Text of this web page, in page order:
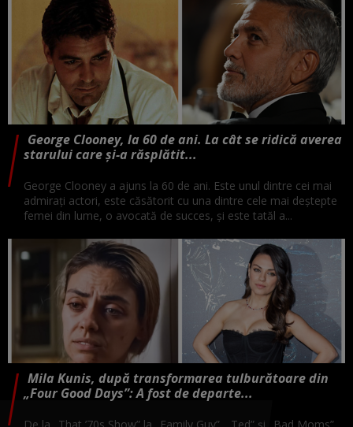
George Clooney, la 60 de ani. La cât se ridică averea
starului care și-a răsplătit...
George Clooney a ajuns la 60 de ani. Este unul dintre cei mai
admirați actori, este căsătorit cu una dintre cele mai deștepte
femei din lume, o avocată de succes, și este tatăl a...
Mila Kunis, după transformarea tulburătoare din
„Four Good Days”: A fost de departe...